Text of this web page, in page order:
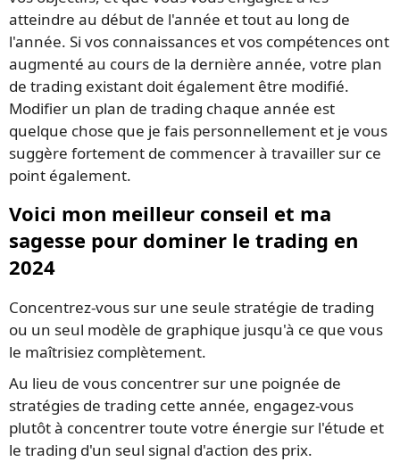
atteindre au début de l'année et tout au long de
l'année. Si vos connaissances et vos compétences ont
augmenté au cours de la dernière année, votre plan
de trading existant doit également être modifié.
Modifier un plan de trading chaque année est
quelque chose que je fais personnellement et je vous
suggère fortement de commencer à travailler sur ce
point également.
Voici mon meilleur conseil et ma
sagesse pour dominer le trading en
2024
Concentrez-vous sur une seule stratégie de trading
ou un seul modèle de graphique jusqu'à ce que vous
le maîtrisiez complètement.
Au lieu de vous concentrer sur une poignée de
stratégies de trading cette année, engagez-vous
plutôt à concentrer toute votre énergie sur l'étude et
le trading d'un seul signal d'action des prix.